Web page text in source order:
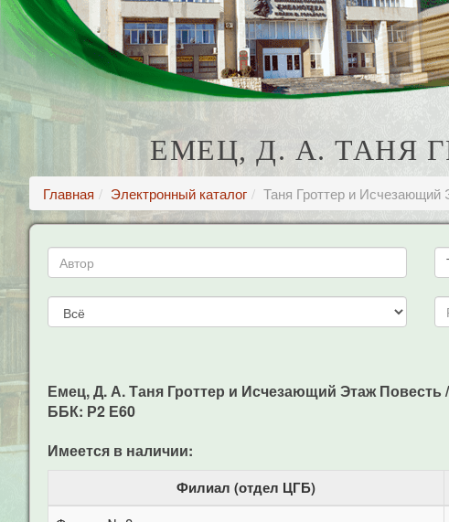
ЕМЕЦ, Д. А. ТАНЯ
Главная Электронный каталог Таня Гроттер и Исчезающий
Емец, Д. А. Таня Гроттер и Исчезающий Этаж
ББК: Р2 Е60
Имеется в наличии:
Филиал (отдел ЦГБ)